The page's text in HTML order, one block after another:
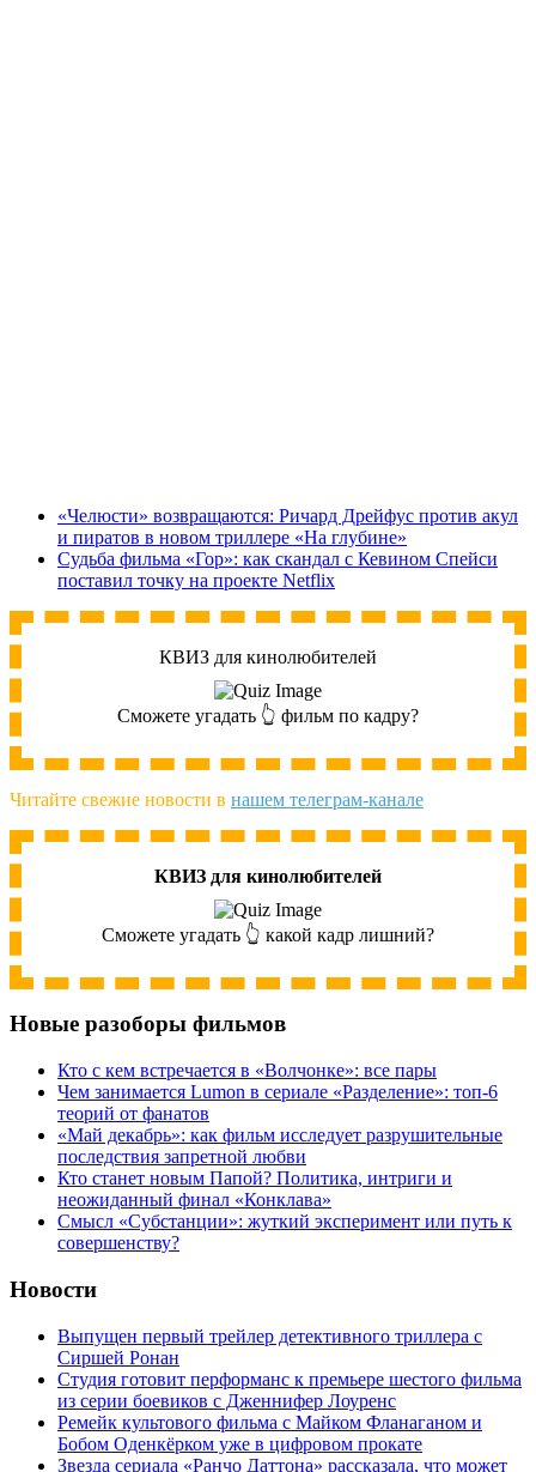
«Челюсти» возвращаются: Ричард Дрейфус против акул
и пиратов в новом триллере «На глубине»
Судьба фильма «Гор»: как скандал с Кевином Спейси
поставил точку на проекте Netflix
КВИЗ для кинолюбителей
Сможете угадать 👆 фильм по кадру?
Читайте свежие новости в нашем телеграм-канале
КВИЗ для кинолюбителей
Сможете угадать 👆 какой кадр лишний?
Новые разоборы фильмов
Кто с кем встречается в «Волчонке»: все пары
Чем занимается Lumon в сериале «Разделение»: топ-6
теорий от фанатов
«Май декабрь»: как фильм исследует разрушительные
последствия запретной любви
Кто станет новым Папой? Политика, интриги и
неожиданный финал «Конклава»
Cмысл «Субстанции»: жуткий эксперимент или путь к
совершенству?
Новости
Выпущен первый трейлер детективного триллера с
Сиршей Ронан
Студия готовит перформанс к премьере шестого фильма
из серии боевиков с Дженнифер Лоуренс
Ремейк культового фильма с Майком Фланаганом и
Бобом Оденкёрком уже в цифровом прокате
Звезда сериала «Ранчо Даттона» рассказала, что может